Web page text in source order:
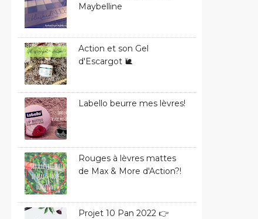
Maybelline
Action et son Gel
d'Escargot 🐌
Labello beurre mes lèvres!
Rouges à lèvres mattes
de Max & More d'Action?!
Projet 10 Pan 2022 👉